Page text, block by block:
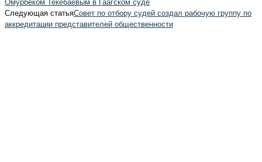
Следующая статьяСовет по отбору судей создал рабочую группу по
аккредитации представителей общественности